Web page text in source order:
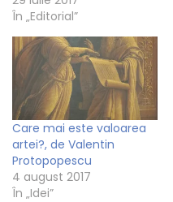
În „Editorial”
Care mai este valoarea
artei?, de Valentin
Protopopescu
4 august 2017
În „Idei”